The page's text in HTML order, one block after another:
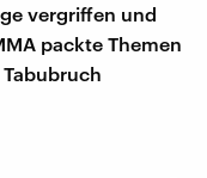
vergriffen und
packte Themen